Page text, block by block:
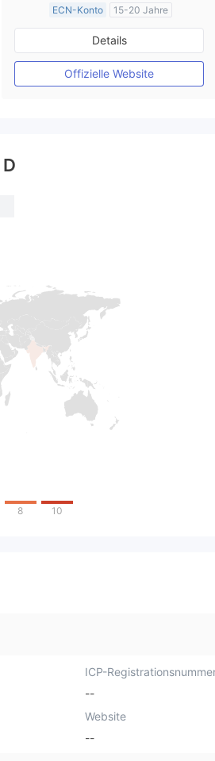
ECN-Konto
15-20 Jahre
AustralienRegulierung
Market Making (MM)
MT4-Volllizenz
Details
Offizielle Website
D
8 10
ICP-
--
Website
--